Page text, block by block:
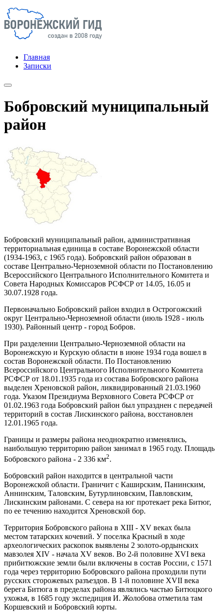
Главная
Записки
Бобровский муниципальный
район
Бобровский муниципальный район, административная
территориальная единица в составе Воронежской области
(1934-1963, с 1965 года). Бобровский район образован в
составе Центрально-Черноземной области по Постановлению
Всероссийского Центрального Исполнительного Комитета и
Совета Народных Комиссаров РСФСР от 14.05, 16.05 и
30.07.1928 года.
Первоначально Бобровский район входил в Острогожский
округ Центрально-Черноземной области (июль 1928 - июль
1930). Районный центр - город Бобров.
При разделении Центрально-Черноземной области на
Воронежскую и Курскую области в июне 1934 года вошел в
состав Воронежской области. По Постановлению
Всероссийского Центрального Исполнительного Комитета
РСФСР от 18.01.1935 года из состава Бобровского района
выделен Хреновской район, ликвидированный 21.03.1960
года. Указом Президиума Верховного Совета РСФСР от
01.02.1963 года Бобровский район был упразднен с передачей
территорий в состав Лискинского района, восстановлен
12.01.1965 года.
Границы и размеры района неоднократно изменялись,
наибольшую территорию район занимал в 1965 году. Площадь
Бобровского района - 2 336 км2.
Бобровский район находится в центральной части
Воронежской области. Граничит с Каширским, Панинским,
Аннинским, Таловским, Бутурлиновским, Павловским,
Лискинским районами. С севера на юг протекает река Битюг,
по ее течению находится Хреновской бор.
Территория Бобровского района в XIII - XV веках была
местом татарских кочевий. У поселка Красный в ходе
археологических раскопок выявлены 2 золото-ордынских
мавзолея XIV - начала XV веков. Во 2-й половине XVI века
прибитюжские земли были включены в состав России, с 1571
года через территорию Бобровского района проходили пути
русских сторожевых разъездов. В 1-й половине XVII века
берега Битюга в пределах района являлись частью Битюцкого
ухожья, в 1685 году экспедиция И. Жолобова отметила там
Коршевский и Бобровский юрты.